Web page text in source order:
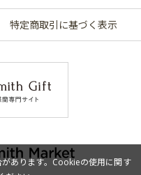
特定商取引に基づく表示
あります。Cookieの使用に関す